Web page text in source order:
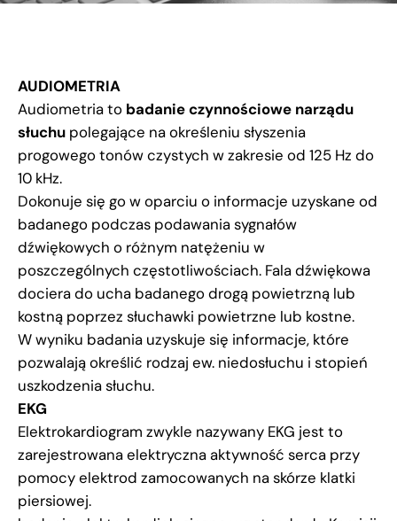
AUDIOMETRIA
Audiometria to badanie czynnościowe narządu
słuchu polegające na określeniu słyszenia
progowego tonów czystych w zakresie od 125 Hz do
10 kHz.
Dokonuje się go w oparciu o informacje uzyskane od
badanego podczas podawania sygnałów
dźwiękowych o różnym natężeniu w
poszczególnych częstotliwościach. Fala dźwiękowa
dociera do ucha badanego drogą powietrzną lub
kostną poprzez słuchawki powietrzne lub kostne.
W wyniku badania uzyskuje się informacje, które
pozwalają określić rodzaj ew. niedosłuchu i stopień
uszkodzenia słuchu.
EKG
Elektrokardiogram zwykle nazywany EKG jest to
zarejestrowana elektryczna aktywność serca przy
pomocy elektrod zamocowanych na skórze klatki
piersiowej.